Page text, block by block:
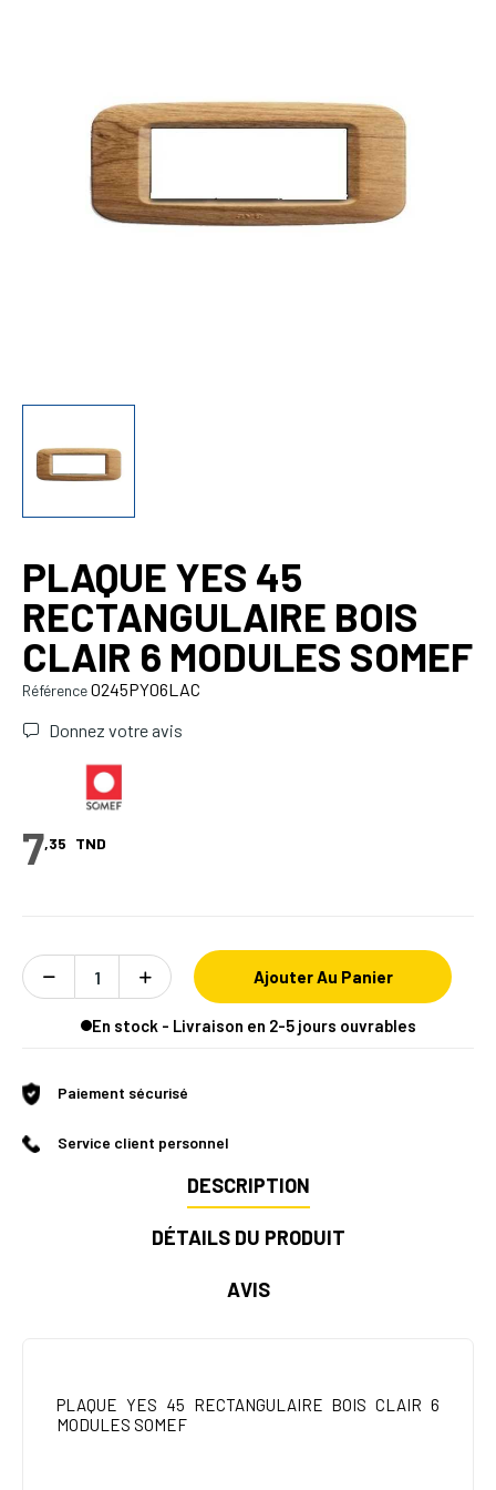
PLAQUE YES 45
RECTANGULAIRE BOIS
CLAIR 6 MODULES SOMEF
Référence0245PY06LAC
Donnez votre avis
7,35 TND
Ajouter Au Panier
En stock - Livraison en 2-5 jours ouvrables
Paiement sécurisé
Service client personnel
DESCRIPTION
DÉTAILS DU PRODUIT
AVIS
PLAQUE YES 45 RECTANGULAIRE BOIS CLAIR 6
MODULES SOMEF